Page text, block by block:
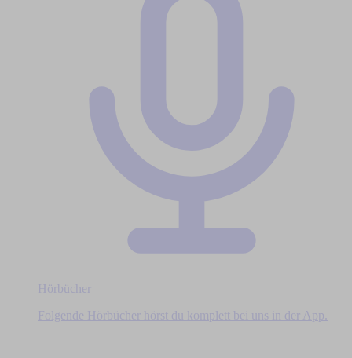
Hörbücher
Folgende Hörbücher hörst du komplett bei uns in der App.